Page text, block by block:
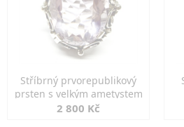
Stříbrný prvorepublikový
prsten s velkým ametystem
2 800 Kč